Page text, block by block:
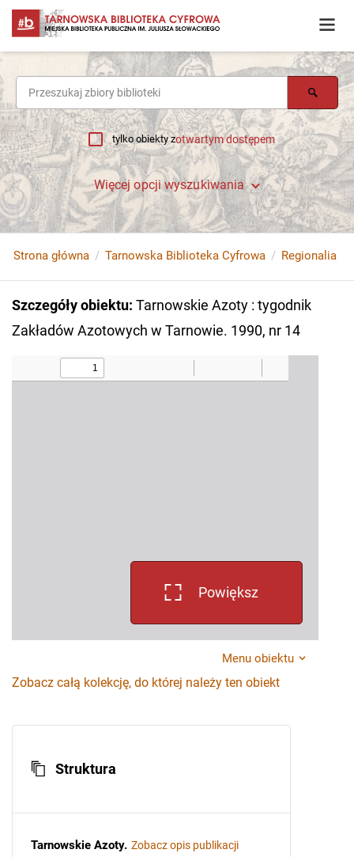
tylko obiekty zotwartym dostępem
Więcej opcji wyszukiwania
Strona główna Tarnowska Biblioteka Cyfrowa Regionalia
Szczegóły obiektu: Tarnowskie Azoty : tygodnik
Zakładów Azotowych w Tarnowie. 1990, nr 14
Powiększ
Menu obiektu
Zobacz całą kolekcję, do której należy ten obiekt
Struktura
Tarnowskie Azoty. Zobacz opis publikacji